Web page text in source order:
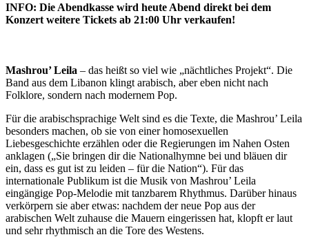
INFO: Die Abendkasse wird heute Abend direkt bei dem
Konzert weitere Tickets ab 21:00 Uhr verkaufen!
Mashrou’ Leila – das heißt so viel wie „nächtliches Projekt“. Die
Band aus dem Libanon klingt arabisch, aber eben nicht nach
Folklore, sondern nach modernem Pop.
Für die arabischsprachige Welt sind es die Texte, die Mashrou’ Leila
besonders machen, ob sie von einer homosexuellen
Liebesgeschichte erzählen oder die Regierungen im Nahen Osten
anklagen („Sie bringen dir die Nationalhymne bei und bläuen dir
ein, dass es gut ist zu leiden – für die Nation“). Für das
internationale Publikum ist die Musik von Mashrou’ Leila
eingängige Pop-Melodie mit tanzbarem Rhythmus. Darüber hinaus
verkörpern sie aber etwas: nachdem der neue Pop aus der
arabischen Welt zuhause die Mauern eingerissen hat, klopft er laut
und sehr rhythmisch an die Tore des Westens.